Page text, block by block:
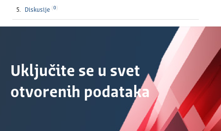
Diskusije 0
Uključite se u svet
otvorenih podataka